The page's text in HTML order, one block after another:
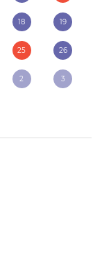
18 19
25 26
2 3